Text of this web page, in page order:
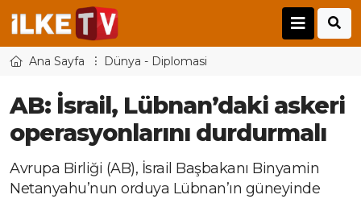
Ana Sayfa Dünya - Diplomasi
AB: İsrail, Lübnan’daki askeri
operasyonlarını durdurmalı
Avrupa Birliği (AB), İsrail Başbakanı Binyamin
Netanyahu’nun orduya Lübnan’ın güneyinde